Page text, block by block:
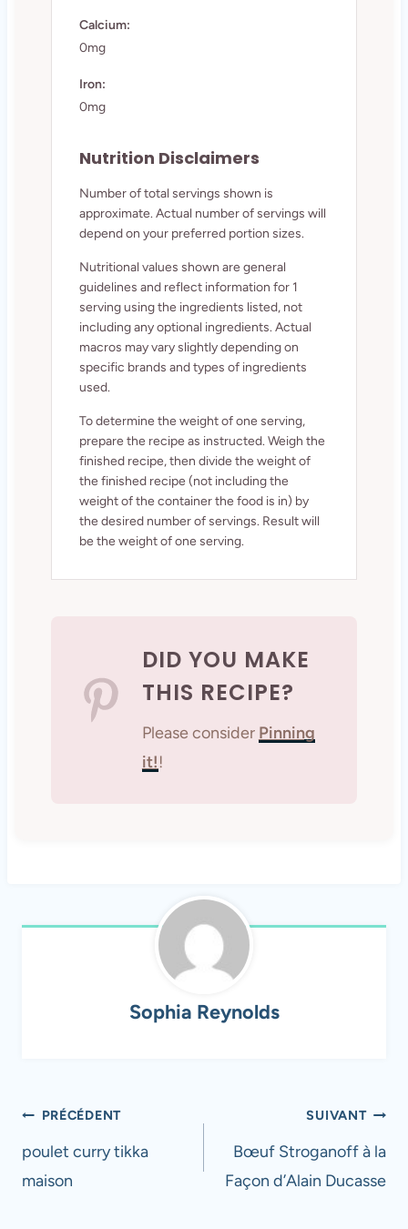
Calcium:
0mg
Iron:
0mg
Nutrition Disclaimers
Number of total servings shown is
approximate. Actual number of servings will
depend on your preferred portion sizes.
Nutritional values shown are general
guidelines and reflect information for 1
serving using the ingredients listed, not
including any optional ingredients. Actual
macros may vary slightly depending on
specific brands and types of ingredients
used.
To determine the weight of one serving,
prepare the recipe as instructed. Weigh the
finished recipe, then divide the weight of
the finished recipe (not including the
weight of the container the food is in) by
the desired number of servings. Result will
be the weight of one serving.
DID YOU MAKE
THIS RECIPE?
Please consider Pinning
it!!
Sophia Reynolds
Navigation
de
l’article
PRÉCÉDENT
poulet curry tikka
maison
SUIVANT
Bœuf Stroganoff à la
Façon d’Alain Ducasse